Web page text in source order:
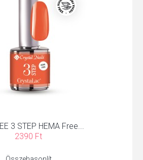
3 STEP HEMA Free...
2390 Ft